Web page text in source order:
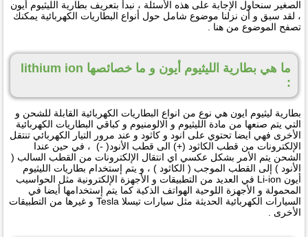
الصغير سنحاول الإجابة على هذه الأسئلة ، نبدأ بتعريف بطارية الليثيوم أيون
، لقد سبق و أن نزلنا موضوع شامل حول أنواع البطاريات الكهربائية يمكنك
تصفح الموضوع من هنا .
ما هي بطارية الليثيوم أيون و ما خصائصها lithium ion
:
بطارية ليثيوم ايون هي نوع من انواع البطاريات الكهربائية القابلة للشحن و
التي يتم صنعها من مادة الليثيوم و الالومنيوم و كباقي البطاريات الكهربائية
الأخرى فهي ايضا تحتوي على انود و كاثود و عند مرور التيار الكهربائي تنتقل
الإلكترونات من قطب الكاثود (+) الى قطب الأنود( -) ، في حين عندا
الشحن يتم الأمر بشكل عكسي اي انتقال الإلكترونات من القطب السالب (
الأنود ) إلى القطب الموجب ( الكاثود ) ، و يتم إستخدام بطاريات الليثيوم
أيون Li-ion في العديد من التطبيقات و الأجهزة الإلكترونية مثل الحواسيب
المحمولة و الأجهزة اللوحية الهواتف الذكية كما يتم إستخدامها أيضا في
السيارات الكهربائية الحديثة مثل سيارات تيسلا Tesla و غيرها من التطبيقات
الأخرى .